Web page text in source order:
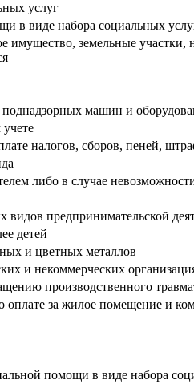
услуг
в виде набора социальных
земельные участки,
поднадзорных машин и
налогов, сборов, пеней,
либо в случае
предпринимательской
детей
и цветных металлов
и некоммерческих
производственного
за жилое помещение и
помощи в виде набора